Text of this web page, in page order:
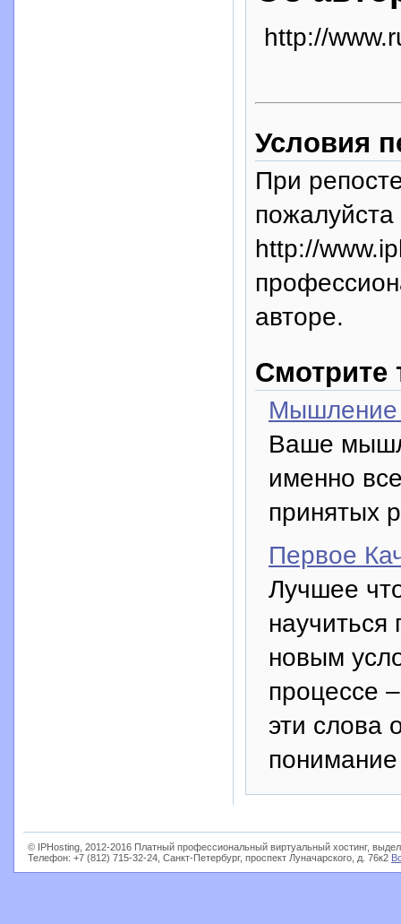
http://
Условия
При
пожалуйста
http://
авторе.
Смотрите
Мышление
Ваше
именно
принятых
Первое
Лучшее
новым
процессе
эти слова
© IPHosting, 2012-2016 Платный профессиональный виртуальный хостинг,
Телефон: +7 (812) 715-32-24, Санкт-Петербург, проспект Луначарского, д. 76к2